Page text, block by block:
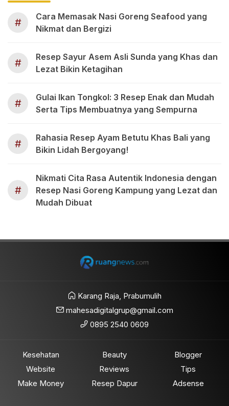
#
Cara Memasak Nasi Goreng Seafood yang
Nikmat dan Bergizi
#
Resep Sayur Asem Asli Sunda yang Khas dan
Lezat Bikin Ketagihan
#
Gulai Ikan Tongkol: 3 Resep Enak dan Mudah
Serta Tips Membuatnya yang Sempurna
#
Rahasia Resep Ayam Betutu Khas Bali yang
Bikin Lidah Bergoyang!
#
Nikmati Cita Rasa Autentik Indonesia dengan
Resep Nasi Goreng Kampung yang Lezat dan
Mudah Dibuat
Karang Raja, Prabumulih
mahesadigitalgrup@gmail.com
0895 2540 0609
Kesehatan
Website
Make Money
Beauty
Reviews
Resep Dapur
Blogger
Tips
Adsense